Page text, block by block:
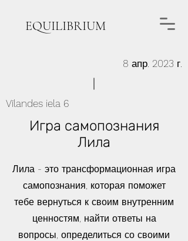
EQUILIBRIUM
8 апр. 2023 г.
Vīlandes iela 6
Игра самопознания
Лила
Лила - это трансформационная игра
самопознания, которая поможет
тебе вернуться к своим внутренним
ценностям, найти ответы на
вопросы, определиться со своими